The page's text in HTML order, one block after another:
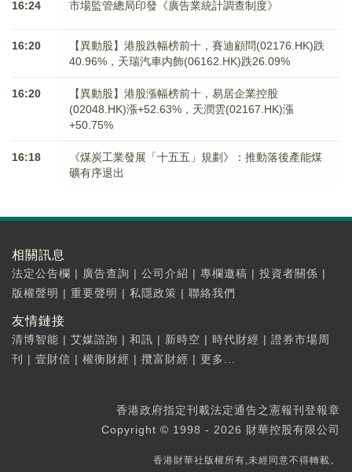
16:24 市場監管總局印發《廣告業統計調查制度》
16:20
【異動股】港股跌幅榜前十，賽迪顧問(02176.HK)跌
40.96%，天瑞汽車内飾(06162.HK)跌26.09%
16:20
【異動股】港股漲幅榜前十，易居企業控股
(02048.HK)漲+52.63%，天潤雲(02167.HK)漲
+50.75%
16:18
《煤炭工業發展「十五五」規劃》：推動落後產能煤
礦有序退出
相關訊息
法定公告欄 | 廣告查詢 | 公司介紹 | 專欄邀稿 | 投資者關係 |
版權聲明 | 重要聲明 | 私隱政策 | 聯絡我們
友情鏈接
清博智能 | 艾媒諮詢 | 和訊 | 新時空 | 時代財經 | 證券市場周
刊
| 壹財信 | 權衡財經 | 攬富財經 | 更多...
香港政府指定刊載法定通告之憲報刊登報章
Copyright © 1998 - 2026 財華控股有限公司
香港財華社版權所有,未經同意不得轉載。